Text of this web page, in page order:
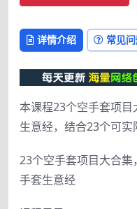
详情介绍 常见
本课程23个空手套项
生意经，结合23个可实
23个空手套项目大合
手套生意经